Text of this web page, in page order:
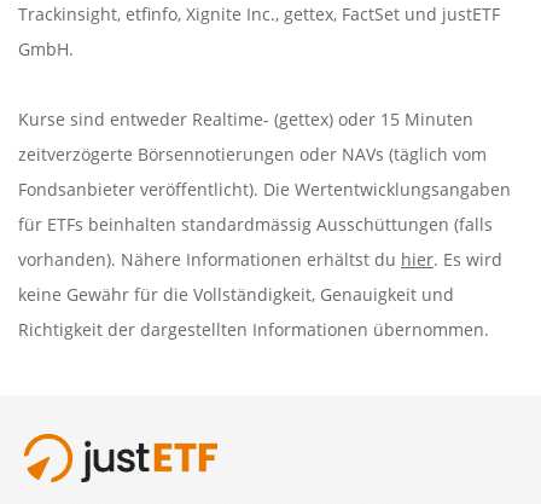
Trackinsight, etfinfo, Xignite Inc., gettex, FactSet und justETF
GmbH.
Kurse sind entweder Realtime- (gettex) oder 15 Minuten
zeitverzögerte Börsennotierungen oder NAVs (täglich vom
Fondsanbieter veröffentlicht). Die Wertentwicklungsangaben
für ETFs beinhalten standardmässig Ausschüttungen (falls
vorhanden). Nähere Informationen erhältst du hier. Es wird
keine Gewähr für die Vollständigkeit, Genauigkeit und
Richtigkeit der dargestellten Informationen übernommen.